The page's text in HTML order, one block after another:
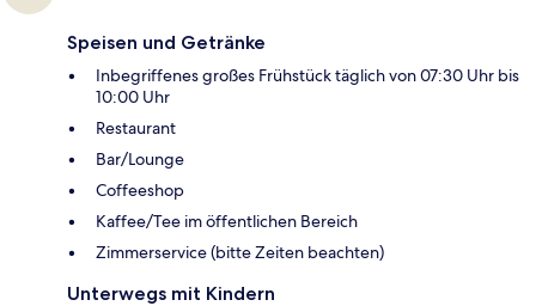
Speisen und Getränke
Inbegriffenes großes Frühstück täglich von 07:30 Uhr bis
10:00 Uhr
Restaurant
Bar/Lounge
Coffeeshop
Kaffee/Tee im öffentlichen Bereich
Zimmerservice (bitte Zeiten beachten)
Unterwegs mit Kindern